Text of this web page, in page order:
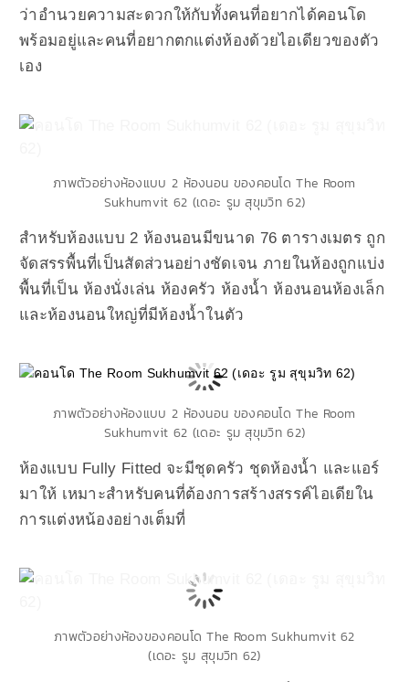
ว่าอำนวยความสะดวกให้กับทั้งคนที่อยากได้คอนโด
พร้อมอยู่และคนที่อยากตกแต่งห้องด้วยไอเดียวของตัว
เอง
ภาพตัวอย่างห้องแบบ 2 ห้องนอน ของคอนโด The Room
Sukhumvit 62 (เดอะ รูม สุขุมวิท 62)
สำหรับห้องแบบ 2 ห้องนอนมีขนาด 76 ตารางเมตร ถูก
จัดสรรพื้นที่เป็นสัดส่วนอย่างชัดเจน ภายในห้องถูกแบ่ง
พื้นที่เป็น ห้องนั่งเล่น ห้องครัว ห้องน้ำ ห้องนอนห้องเล็ก
และห้องนอนใหญ่ที่มีห้องน้ำในตัว
ภาพตัวอย่างห้องแบบ 2 ห้องนอน ของคอนโด The Room
Sukhumvit 62 (เดอะ รูม สุขุมวิท 62)
ห้องแบบ Fully Fitted จะมีชุดครัว ชุดห้องน้ำ และแอร์
มาให้ เหมาะสำหรับคนที่ต้องการสร้างสรรค์ไอเดียใน
การแต่งหน้องอย่างเต็มที่
ภาพตัวอย่างห้องของคอนโด The Room Sukhumvit 62
(เดอะ รูม สุขุมวิท 62)